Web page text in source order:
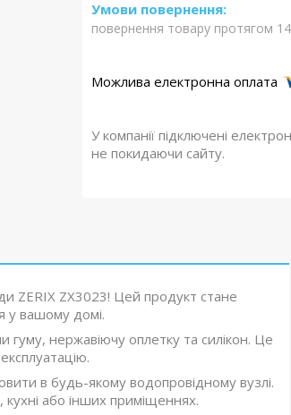
повернення товару протягом 14
У компанії підключені
не покидаючи сайту.
ZERIX ZX3023! Цей продукт стане
у вашому домі.
гуму, нержавіючу оплетку та силікон. Це
в будь-якому водопровідному вузлі.
або інших приміщеннях.